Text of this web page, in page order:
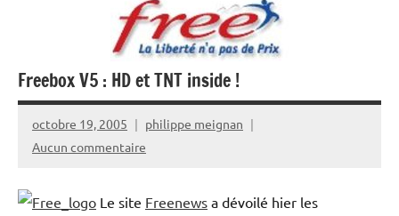
Freebox V5 : HD et TNT inside !
octobre 19, 2005
philippe meignan
Aucun commentaire
Le site Freenews a dévoilé hier les